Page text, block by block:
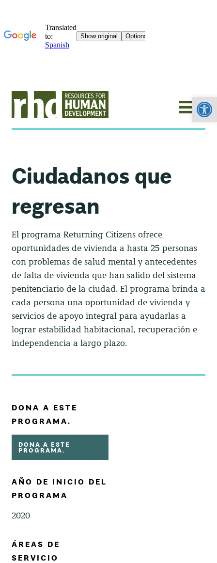
Abrir
Ciudadanos que
regresan
El programa Returning Citizens ofrece
oportunidades de vivienda a hasta 25 personas
con problemas de salud mental y antecedentes
de falta de vivienda que han salido del sistema
penitenciario de la ciudad. El programa brinda a
cada persona una oportunidad de vivienda y
servicios de apoyo integral para ayudarlas a
lograr estabilidad habitacional, recuperación e
independencia a largo plazo.
DONA A ESTE
PROGRAMA.
DONA A ESTE
PROGRAMA.
AÑO DE INICIO DEL
PROGRAMA
2020
ÁREAS DE
SERVICIO